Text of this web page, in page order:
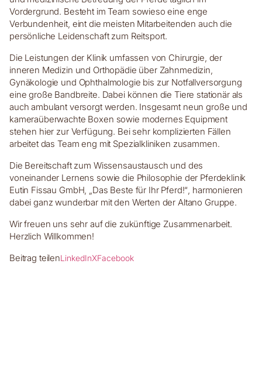
Vordergrund. Besteht im Team sowieso eine enge
Verbundenheit, eint die meisten Mitarbeitenden auch die
persönliche Leidenschaft zum Reitsport.
Die Leistungen der Klinik umfassen von Chirurgie, der
inneren Medizin und Orthopädie über Zahnmedizin,
Gynäkologie und Ophthalmologie bis zur Notfallversorgung
eine große Bandbreite. Dabei können die Tiere stationär als
auch ambulant versorgt werden. Insgesamt neun große und
kameraüberwachte Boxen sowie modernes Equipment
stehen hier zur Verfügung. Bei sehr komplizierten Fällen
arbeitet das Team eng mit Spezialkliniken zusammen.
Die Bereitschaft zum Wissensaustausch und des
voneinander Lernens sowie die Philosophie der Pferdeklinik
Eutin Fissau GmbH, „Das Beste für Ihr Pferd!“, harmonieren
dabei ganz wunderbar mit den Werten der Altano Gruppe.
Wir freuen uns sehr auf die zukünftige Zusammenarbeit.
Herzlich Willkommen!
Beitrag teilenLinkedInXFacebook